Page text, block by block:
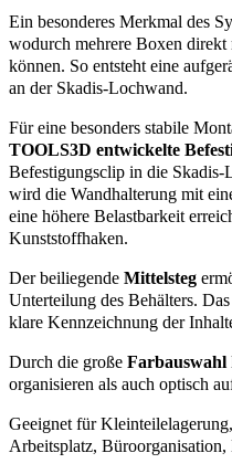
Ein besonderes Merkmal des
wodurch mehrere Boxen direkt
können. So entsteht eine
an der Skadis-Lochwand.
Für eine besonders stabile
TOOLS3D entwickelte
Befestigungsclip in die Skadis-
wird die Wandhalterung mit
eine höhere Belastbarkeit
Kunststoffhaken.
Der beiliegende Mittelsteg
Unterteilung des Behälters. Das
klare Kennzeichnung der
Durch die große Farbauswahl
organisieren als auch optisch
Geeignet für
Arbeitsplatz, Büroorganisation,